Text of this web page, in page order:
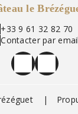
le
+33 9 61 32 82 70
Contacter par email
|